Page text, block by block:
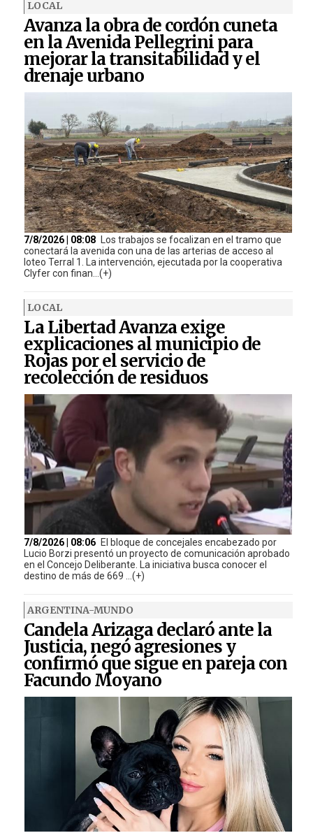
LOCAL
Avanza la obra de cordón cuneta
en la Avenida Pellegrini para
mejorar la transitabilidad y el
drenaje urbano
7/8/2026 | 08:08 Los trabajos se focalizan en el tramo que
conectará la avenida con una de las arterias de acceso al
loteo Terral 1. La intervención, ejecutada por la cooperativa
Clyfer con finan...(+)
LOCAL
La Libertad Avanza exige
explicaciones al municipio de
Rojas por el servicio de
recolección de residuos
7/8/2026 | 08:06 El bloque de concejales encabezado por
Lucio Borzi presentó un proyecto de comunicación aprobado
en el Concejo Deliberante. La iniciativa busca conocer el
destino de más de 669 ...(+)
ARGENTINA-MUNDO
Candela Arizaga declaró ante la
Justicia, negó agresiones y
confirmó que sigue en pareja con
Facundo Moyano